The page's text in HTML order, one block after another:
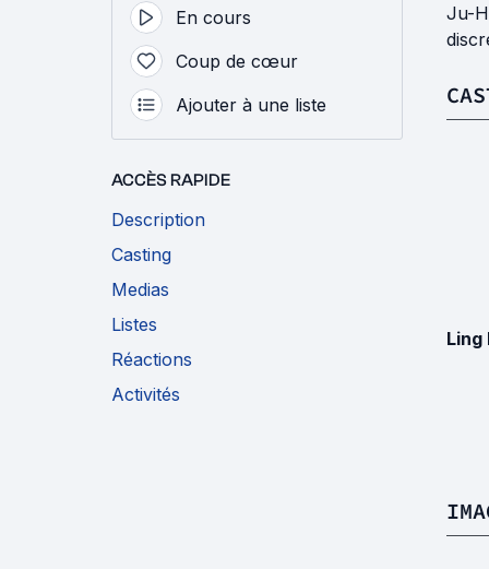
En cours
Coup de cœur
Ajouter à une liste
ACCÈS RAPIDE
Description
Casting
Medias
Listes
Réactions
Activités
Ju-
Ling